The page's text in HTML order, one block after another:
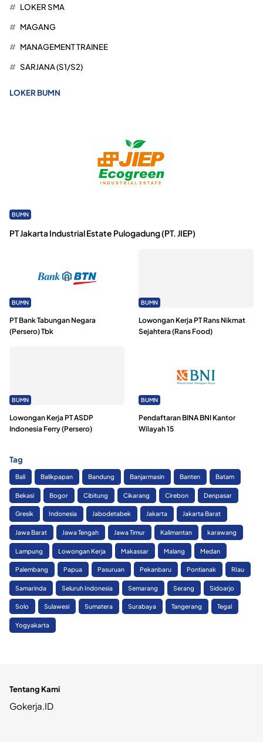
LOKER SMA
MAGANG
MANAGEMENT TRAINEE
SARJANA (S1/S2)
LOKER BUMN
BUMN
PT Jakarta Industrial Estate Pulogadung (PT. JIEP)
BUMN
PT Bank Tabungan Negara
(Persero) Tbk
BUMN
Lowongan Kerja PT Rans Nikmat
Sejahtera (Rans Food)
BUMN
Lowongan Kerja PT ASDP
Indonesia Ferry (Persero)
BUMN
Pendaftaran BINA BNI Kantor
Wilayah 15
Tag
Bali Balikpapan Bandung Banjarmasin Banten Batam
Bekasi Bogor Cibitung Cikarang Cirebon Denpasar
Gresik Indonesia Jabodetabek Jakarta Jakarta Barat
Jawa Barat Jawa Tengah Jawa Timur Kalimantan karawang
Lampung Lowongan Kerja Makassar Malang Medan
Palembang Papua Pasuruan Pekanbaru Pontianak RIau
Samarinda Seluruh Indonesia Semarang Serang Sidoarjo
Solo Sulawesi Sumatera Surabaya Tangerang Tegal
Yogyakarta
Tentang Kami
Gokerja.ID